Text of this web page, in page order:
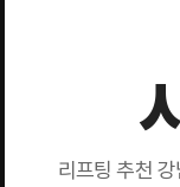
리프팅 추천 강